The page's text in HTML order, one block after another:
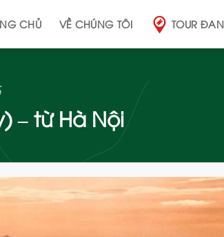
CHỦ VỀ CHÚNG TÔI TOUR
– từ Hà Nội